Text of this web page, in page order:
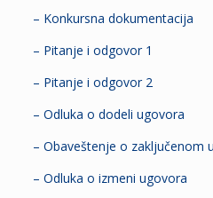
– Konkursna dokumentacija
– Pitanje i odgovor 1
– Pitanje i odgovor 2
– Odluka o dodeli ugovora
– Obaveštenje o zaključenom
– Odluka o izmeni ugovora